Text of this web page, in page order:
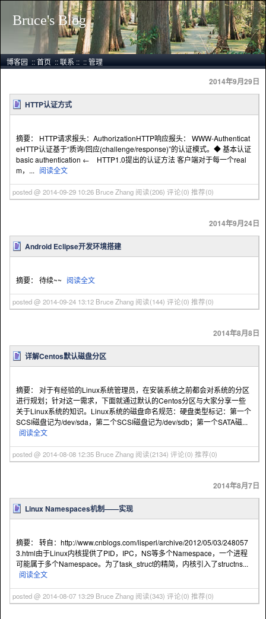
Bruce's Blog
博客园::首页::联系::::管理
2014年9月29日
HTTP认证方式
摘要： HTTP请求报头：AuthorizationHTTP响应报头： WWW-Authenticat
eHTTP认证基于“质询/回应(challenge/response)”的认证模式。◆ 基本认证
basic authentication ← HTTP1.0提出的认证方法 客户端对于每一个real
m，... 阅读全文
posted @ 2014-09-29 10:26 Bruce Zhang 阅读(206) 评论(0) 推荐(0)
2014年9月24日
Android Eclipse开发环境搭建
摘要： 待续~~ 阅读全文
posted @ 2014-09-24 13:12 Bruce Zhang 阅读(144) 评论(0) 推荐(0)
2014年8月8日
详解Centos默认磁盘分区
摘要： 对于有经验的Linux系统管理员，在安装系统之前都会对系统的分区
进行规划；针对这一需求，下面就通过默认的Centos分区与大家分享一些
关于Linux系统的知识。Linux系统的磁盘命名规范：硬盘类型标记：第一个
SCSI磁盘记为/dev/sda，第二个SCSI磁盘记为/dev/sdb；第一个SATA磁...
阅读全文
posted @ 2014-08-08 12:35 Bruce Zhang 阅读(2134) 评论(0) 推荐(0)
2014年8月7日
Linux Namespaces机制——实现
摘要： 转自：http://www.cnblogs.com/lisperl/archive/2012/05/03/248057
3.html由于Linux内核提供了PID，IPC，NS等多个Namespace，一个进程
可能属于多个Namespace。为了task_struct的精简，内核引入了structns...
阅读全文
posted @ 2014-08-07 13:29 Bruce Zhang 阅读(343) 评论(0) 推荐(0)